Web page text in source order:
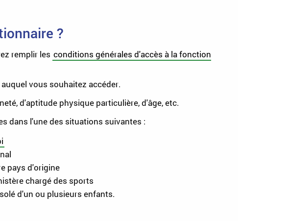
?
remplir les conditions générales d'accès à la fonction
vous souhaitez accéder.
d'aptitude physique particulière, d'âge, etc.
dans l'une des situations suivantes :
pays d'origine
chargé des sports
d'un ou plusieurs enfants.